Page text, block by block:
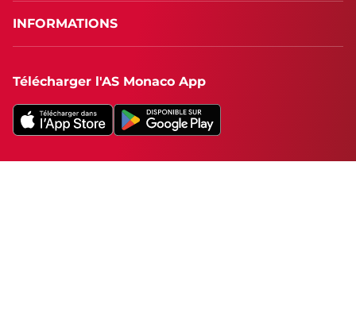
INFORMATIONS
Télécharger l'AS Monaco App